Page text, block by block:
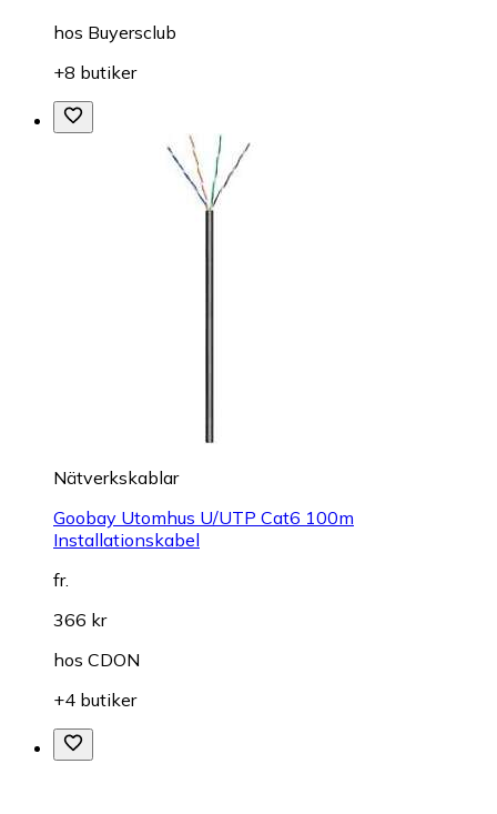
hos Buyersclub
+8 butiker
Nätverkskablar
Goobay Utomhus U/UTP Cat6 100m
Installationskabel
fr.
366 kr
hos CDON
+4 butiker